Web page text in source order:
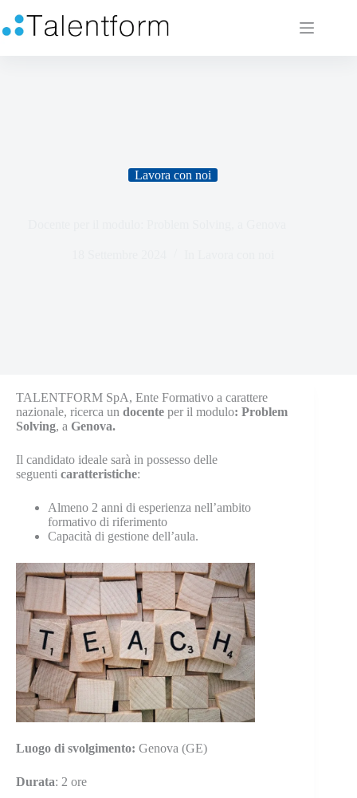
Lavora con noi
TALENTFORM SpA, Ente Formativo a carattere
nazionale, ricerca un docente per il modulo: Problem
Solving, a Genova.
Il candidato ideale sarà in possesso delle
seguenti caratteristiche:
Almeno 2 anni di esperienza nell’ambito
formativo di riferimento
Capacità di gestione dell’aula.
Luogo di svolgimento: Genova (GE)
Durata: 2 ore